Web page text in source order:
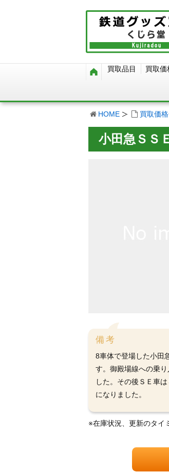
買取品目 買取価
HOME 買取価
小田急ＳＳ
備考
8車体で登場した小田
す。御殿場線への乗
した。その後ＳＥ車
になりました。
※在庫状況、更新のタイ